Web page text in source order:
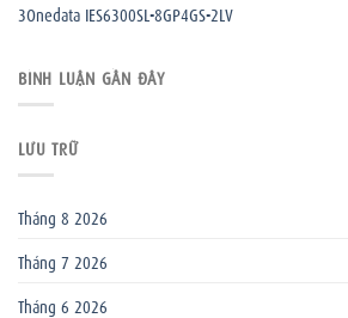
3Onedata IES6300SL-8GP4GS-2LV
BÌNH LUẬN GẦN ĐÂY
LƯU TRỮ
Tháng 8 2026
Tháng 7 2026
Tháng 6 2026